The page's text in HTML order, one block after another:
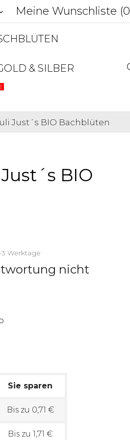
Meine Wunschliste (0
& SILBER
Just´s BIO Bachblüten
BIO
Werktage
nicht
Sie sparen
Bis zu 0,71 €
Bis zu 1,71 €